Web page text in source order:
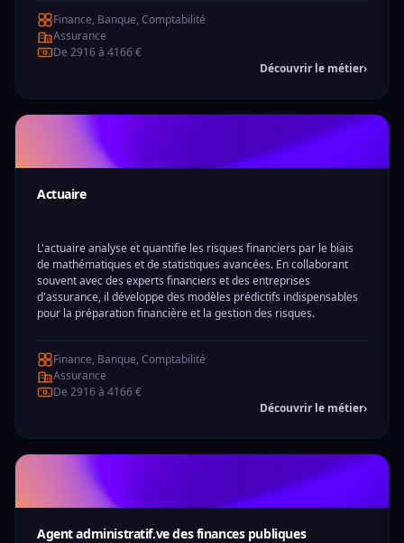
Finance, Banque, Comptabilité
Assurance
De 2916 à 4166 €
Découvrir le métier›
Actuaire
L'actuaire analyse et quantifie les risques financiers par le biais
de mathématiques et de statistiques avancées. En collaborant
souvent avec des experts financiers et des entreprises
d'assurance, il développe des modèles prédictifs indispensables
pour la préparation financière et la gestion des risques.
Finance, Banque, Comptabilité
Assurance
De 2916 à 4166 €
Découvrir le métier›
Agent administratif.ve des finances publiques